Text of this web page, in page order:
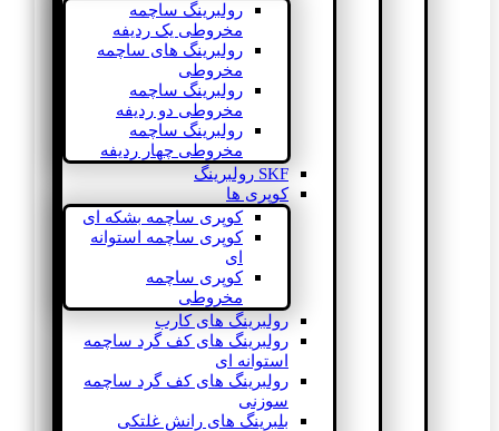
رولبرینگ ساچمه
مخروطی یک ردیفه
رولبرینگ های ساچمه
مخروطی
رولبرینگ ساچمه
مخروطی دو ردیفه
رولبرینگ ساچمه
مخروطی چهار ردیفه
SKF رولبرینگ
کوپری ها
کوپری ساچمه بشکه ای
کوپری ساچمه استوانه
ای
کوپری ساچمه
مخروطی
رولبرینگ های کارب
رولبرینگ های کف گرد ساچمه
استوانه ای
رولبرینگ های کف گرد ساچمه
سوزنی
بلبرینگ های رانش غلتکی